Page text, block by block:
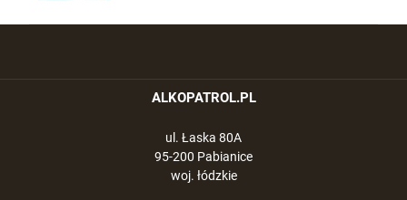
ALKOPATROL.PL
ul. Łaska 80A
95-200 Pabianice
woj. łódzkie